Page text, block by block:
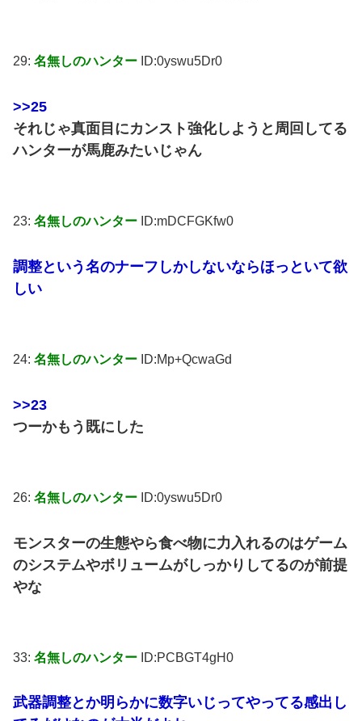
29: 名無しのハンター ID:0yswu5Dr0
>>25
それじゃ真面目にカンスト強化しようと周回してる
ハンターが馬鹿みたいじゃん
23: 名無しのハンター ID:mDCFGKfw0
調整という名のナーフしかしないならほっといて欲
しい
24: 名無しのハンター ID:Mp+QcwaGd
>>23
つーかもう既にした
26: 名無しのハンター ID:0yswu5Dr0
モンスターの生態やら食べ物に力入れるのはゲーム
のシステムやボリュームがしっかりしてるのが前提
やな
33: 名無しのハンター ID:PCBGT4gH0
武器調整とか明らかに数字いじってやってる感出し